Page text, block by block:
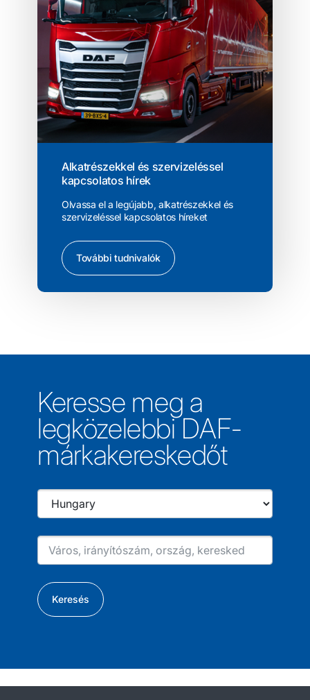
Alkatrészekkel és szervizeléssel
kapcsolatos hírek
Olvassa el a legújabb, alkatrészekkel és
szervizeléssel kapcsolatos híreket
További tudnivalók
Keresse meg a
legközelebbi DAF-
márkakereskedőt
Keresés